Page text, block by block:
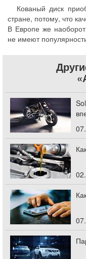
Кованый диск
стране, потому, что
В Европе же
не имеют